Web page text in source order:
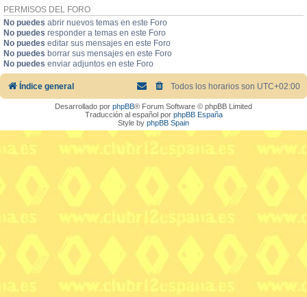
PERMISOS DEL FORO
No puedes abrir nuevos temas en este Foro
No puedes responder a temas en este Foro
No puedes editar sus mensajes en este Foro
No puedes borrar sus mensajes en este Foro
No puedes enviar adjuntos en este Foro
Índice general Todos los horarios son UTC+02:00
Desarrollado por phpBB® Forum Software © phpBB Limited
Traducción al español por phpBB España
Style by phpBB Spain